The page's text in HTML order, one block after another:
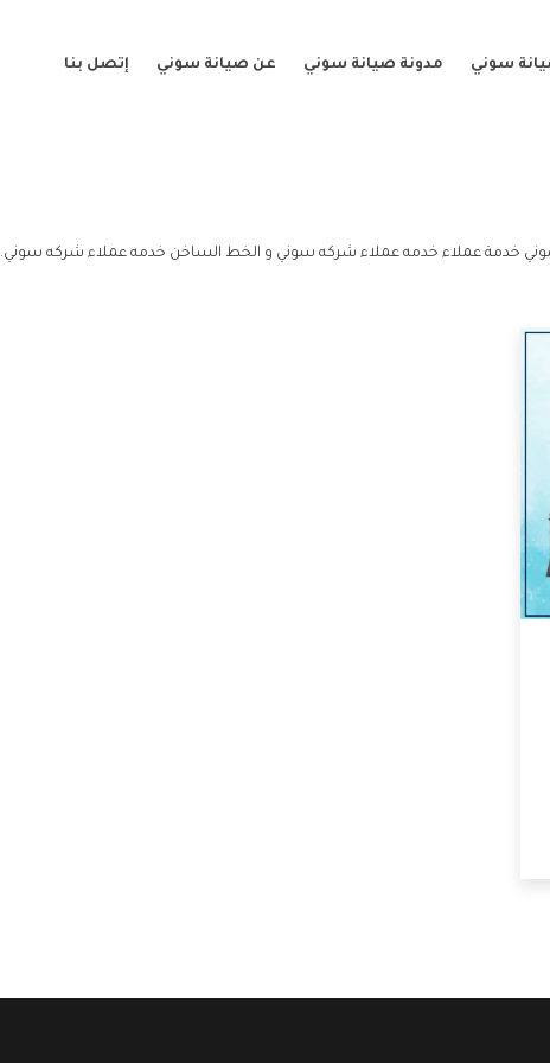
سوني مدونة صيانة سوني عن صيانة سوني إتصل بنا
خدمة عملاء خدمه عملاء شركه سوني و الخط الساخن خدمه عملاء شركه سوني.